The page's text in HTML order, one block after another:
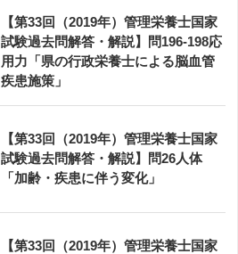
【第33回（2019年）管理栄養士国家
試験過去問解答・解説】問196-198応
用力「県の行政栄養士による脳血管
疾患施策」
【第33回（2019年）管理栄養士国家
試験過去問解答・解説】問26人体
「加齢・疾患に伴う変化」
【第33回（2019年）管理栄養士国家